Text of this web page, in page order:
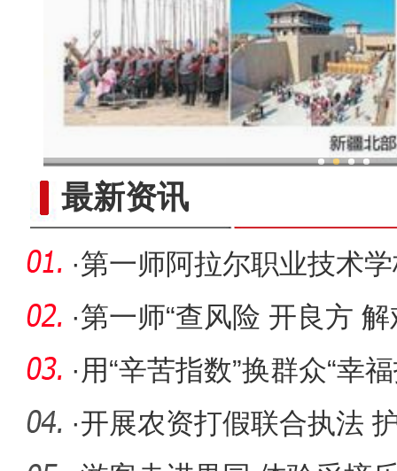
最新资讯
·第一师阿拉尔职业技术
赋能教师
·第一师“查风险 开良方
困“服
·用“辛苦指数”换群众“幸
·开展农资打假联合执法